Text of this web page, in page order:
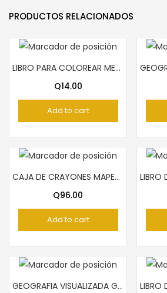
PRODUCTOS RELACIONADOS
LIBRO PARA COLOREAR METTA
Q14.00
Add to cart
CAJA DE CRAYONES MAPED 48 COLORES
Q96.00
Add to cart
GEOGRAFIA VISUALIZADA GUATEMALA PIEDRASANTA